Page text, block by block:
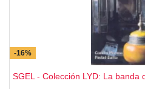
Nuevo Avance
Nuevo Español en Marcha
-16%
SGEL - Colección LYD: La banda